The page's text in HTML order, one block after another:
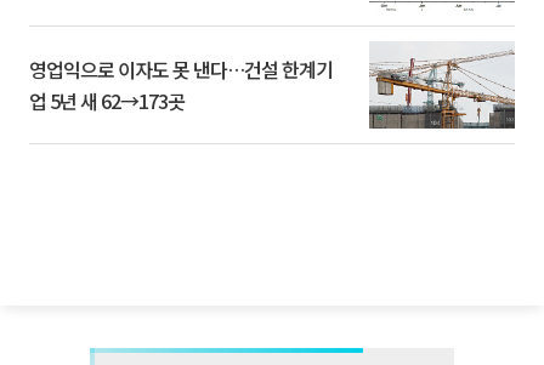
영업익으로 이자도 못 낸다…건설 한계기
업 5년 새 62→173곳